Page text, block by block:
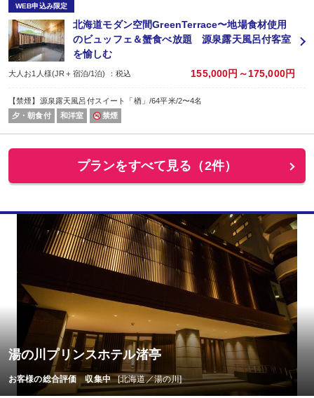
WEB申込み限定
北海道モダン空間GreenTerrace〜地場食材使用
のビュッフェ＆蟹食べ放題 源泉露天風呂付客室
を愉しむ
大人お1人様(JR＋宿泊/1泊) ：税込 155,000円～175,000円
【禁煙】源泉露天風呂付スイート「楢」/64平米/2〜4名
夕・朝食付
和洋室 禁煙
プランをすべて見る（2件）
湯の川プリンスホテル渚亭
お客様の総合評価 収集中 [北海道／湯の川]